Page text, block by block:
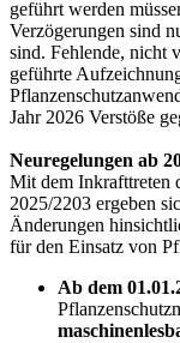
geführt werden
Verzögerungen sind
sind. Fehlende, nicht
geführte
Jahr 2026 Verstöße
Neuregelungen ab
Mit dem Inkrafttreten
2025/2203 ergeben
Änderungen
für den Einsatz von
Ab dem